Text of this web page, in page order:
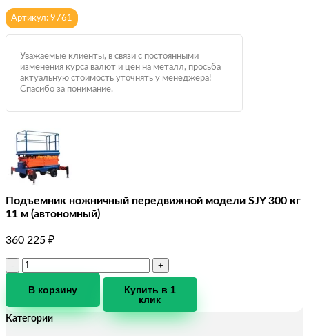
Артикул: 9761
Уважаемые клиенты, в связи с постоянными
изменения курса валют и цен на металл, просьба
актуальную стоимость уточнять у менеджера!
Спасибо за понимание.
Подъемник ножничный передвижной модели SJY 300 кг
11 м (автономный)
360 225 ₽
Количество
Подъемник
передвижной
В корзину
Купить в 1
клик
Категории